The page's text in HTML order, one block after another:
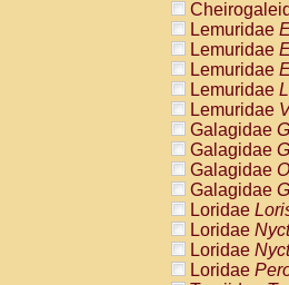
Cebidae
Cebidae
Cebidae
Atelidae
Atelidae
Atelidae
Atelidae
Atelidae
Atelidae
Atelidae
Atelidae
Atelidae
Atelidae
Pitheciidae
Lemuridae
Lemuridae
Lemuridae
Lemuridae
Lemuridae
Galagidae
Galagidae
Galagidae
Galagidae
Loridae
Loridae
Loridae
Loridae